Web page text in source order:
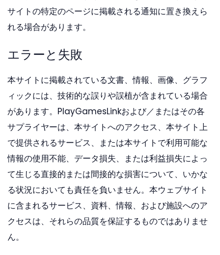
サイトの特定のページに掲載される通知に置き換えら
れる場合があります。
エラーと失敗
本サイトに掲載されている文書、情報、画像、グラフ
ィックには、技術的な誤りや誤植が含まれている場合
があります。PlayGamesLinkおよび／またはその各
サプライヤーは、本サイトへのアクセス、本サイト上
で提供されるサービス、または本サイトで利用可能な
情報の使用不能、データ損失、または利益損失によっ
て生じる直接的または間接的な損害について、いかな
る状況においても責任を負いません。本ウェブサイト
に含まれるサービス、資料、情報、および施設へのア
クセスは、それらの品質を保証するものではありませ
ん。